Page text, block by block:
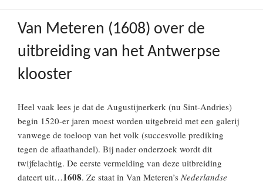
Van Meteren (1608) over de
uitbreiding van het Antwerpse
klooster
Heel vaak lees je dat de Augustijnerkerk (nu Sint-Andries)
begin 1520-er jaren moest worden uitgebreid met een galerij
vanwege de toeloop van het volk (succesvolle prediking
tegen de aflaathandel). Bij nader onderzoek wordt dit
twijfelachtig. De eerste vermelding van deze uitbreiding
dateert uit…1608. Ze staat in Van Meteren’s Nederlandse